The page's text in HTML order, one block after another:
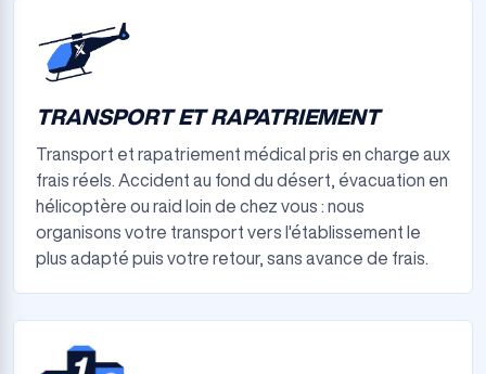
TRANSPORT ET RAPATRIEMENT
Transport et rapatriement médical pris en charge aux
frais réels. Accident au fond du désert, évacuation en
hélicoptère ou raid loin de chez vous : nous
organisons votre transport vers l'établissement le
plus adapté puis votre retour, sans avance de frais.